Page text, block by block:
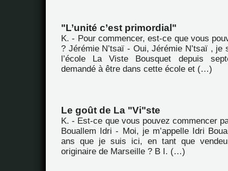
"L’unité c’est primordial"
K. - Pour commencer, est-ce que vous
? Jérémie N’tsaï - Oui, Jérémie N’tsaï , je
l’école La Viste Bousquet depuis
demandé à être dans cette école et (…)
Le goût de La "Vi"ste
K. - Est-ce que vous pouvez commencer
Bouallem Idri - Moi, je m’appelle Idri
ans que je suis ici, en tant que
originaire de Marseille ? B I. (…)